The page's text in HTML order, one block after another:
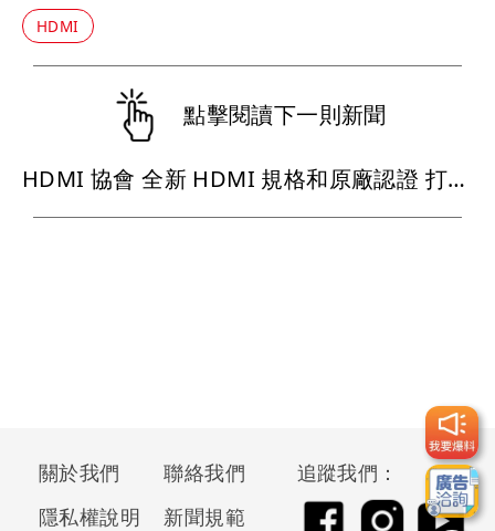
HDMI
點擊閱讀下一則新聞
HDMI 協會 全新 HDMI 規格和原廠認證 打造 無縫高效能的影音生態系
關於我們
聯絡我們
隱私權說明
新聞規範
追蹤我們：